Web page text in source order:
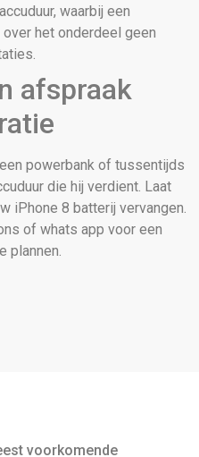
waarbij een
het onderdeel geen
afspraak
powerbank of tussentijds
die hij verdient. Laat
iPhone 8 batterij vervangen.
of whats app voor een
plannen.
voorkomende